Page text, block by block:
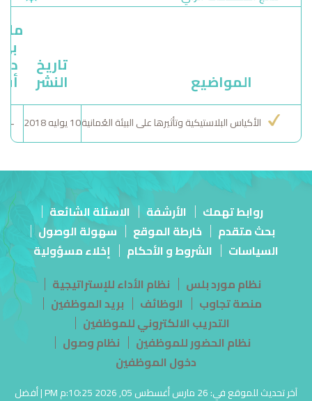
المواضيع
تاريخ
النشر
بي
الأكياس البلاستيكية وتأثيرها على البيئة العُمانية10 يوليه 2018 -
روابط تهمك الأرشفة
الاسئلة الشائعة
بحث متقدم
خارطة الموقع
سهولة الوصول
السياسات
الشروط و الأحكام
إخلاء مسؤولية
نظام مورد بلس
نظام الأداء للإستراتيجية
منصة تجاوب
الوظائف
بريد الموظفين
التدريب الالكتروني للموظفين
نظام الحضور للموظفين
نظام وصول
دخول الموظفين
آخر تحديث للموقع في: 26 مارس أغسطس 05, 2026 10:25:م PM | أفضل